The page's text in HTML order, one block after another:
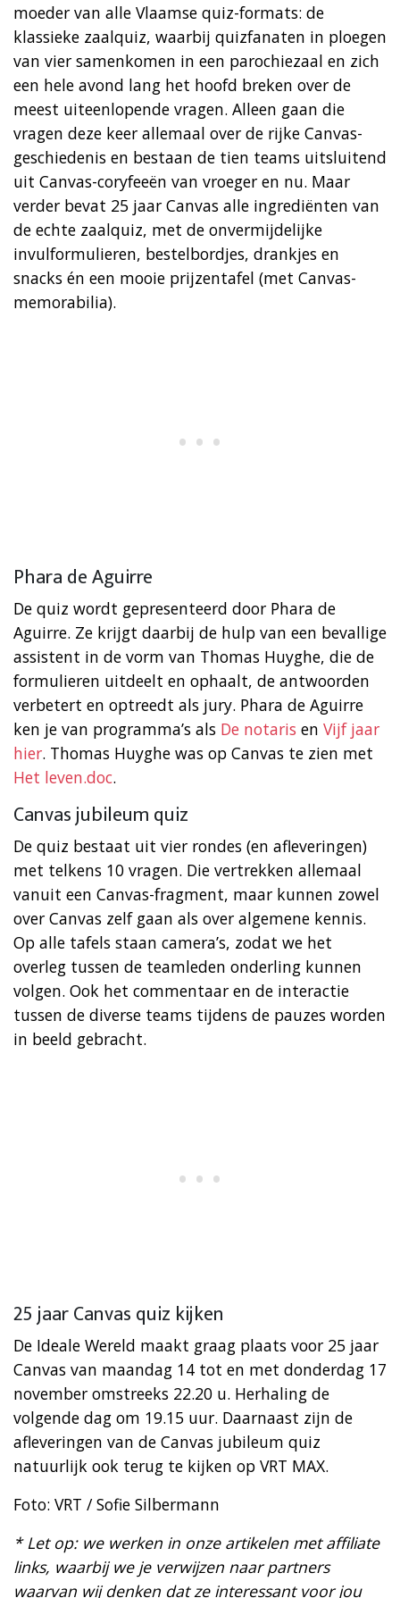
moeder van alle Vlaamse quiz-formats: de
klassieke zaalquiz, waarbij quizfanaten in ploegen
van vier samenkomen in een parochiezaal en zich
een hele avond lang het hoofd breken over de
meest uiteenlopende vragen. Alleen gaan die
vragen deze keer allemaal over de rijke Canvas-
geschiedenis en bestaan de tien teams uitsluitend
uit Canvas-coryfeeën van vroeger en nu. Maar
verder bevat 25 jaar Canvas alle ingrediënten van
de echte zaalquiz, met de onvermijdelijke
invulformulieren, bestelbordjes, drankjes en
snacks én een mooie prijzentafel (met Canvas-
memorabilia).
Phara de Aguirre
De quiz wordt gepresenteerd door Phara de
Aguirre. Ze krijgt daarbij de hulp van een bevallige
assistent in de vorm van Thomas Huyghe, die de
formulieren uitdeelt en ophaalt, de antwoorden
verbetert en optreedt als jury. Phara de Aguirre
ken je van programma’s als De notaris en Vijf jaar
hier. Thomas Huyghe was op Canvas te zien met
Het leven.doc.
Canvas jubileum quiz
De quiz bestaat uit vier rondes (en afleveringen)
met telkens 10 vragen. Die vertrekken allemaal
vanuit een Canvas-fragment, maar kunnen zowel
over Canvas zelf gaan als over algemene kennis.
Op alle tafels staan camera’s, zodat we het
overleg tussen de teamleden onderling kunnen
volgen. Ook het commentaar en de interactie
tussen de diverse teams tijdens de pauzes worden
in beeld gebracht.
25 jaar Canvas quiz kijken
De Ideale Wereld maakt graag plaats voor 25 jaar
Canvas van maandag 14 tot en met donderdag 17
november omstreeks 22.20 u. ​Herhaling de
volgende dag om 19.15 uur. Daarnaast zijn de
afleveringen van de Canvas jubileum quiz
natuurlijk ook terug te kijken op VRT MAX.
Foto: VRT / Sofie Silbermann
* Let op: we werken in onze artikelen met affiliate
links, waarbij we je verwijzen naar partners
waarvan wij denken dat ze interessant voor jou